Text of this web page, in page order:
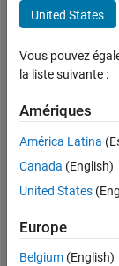
Utara
(UMSU)
Last
plus
d'un
an il
Actif
2025
United States
Vous pouvez
la liste suivante :
Amériques
América Latina
Canada (English)
United States
Europe
Belgium (English)